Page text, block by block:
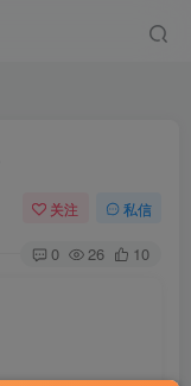
关注 私信
0 26 10